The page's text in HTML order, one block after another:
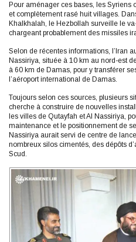
Pour aménager ces bases, les Syriens
et complètement rasé huit villages.
Khalkhalah, le Hezbollah surveille le
chargeant probablement des missiles
Selon de récentes informations, l’Iran
Nassiriya, située à 10 km au nord-est
à 60 km de Damas, pour y transférer
l’aéroport international de Damas.
Toujours selon ces sources, plusieurs
cherche à construire de nouvelles
les villes de Qutayfah et Al Nassiriya,
maintenance et le positionnement de
Nassiriya aurait servi de centre de
nombreux silos cimentés, des dépôts
Scud.